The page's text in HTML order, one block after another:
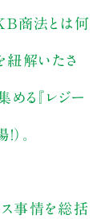
商法とは何
紐解いたさ
める『レジー
。
事情を総括